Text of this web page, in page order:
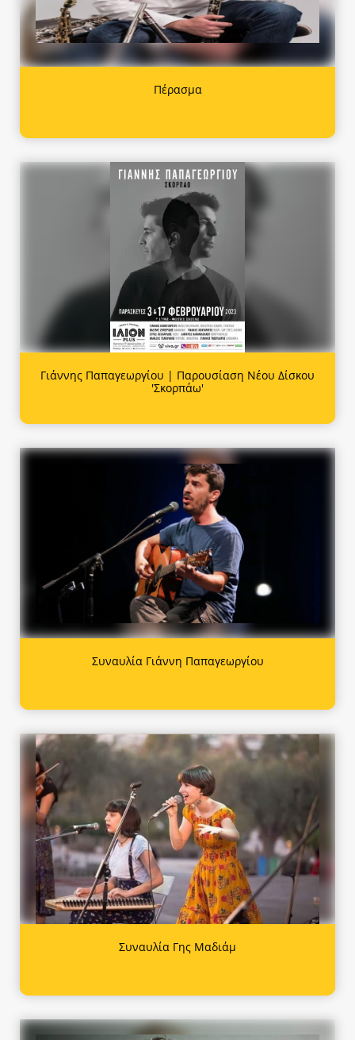
Πέρασμα
Γιάννης Παπαγεωργίου | Παρουσίαση Νέου Δίσκου
'Σκορπάω'
Συναυλία Γιάννη Παπαγεωργίου
Συναυλία Γης Μαδιάμ